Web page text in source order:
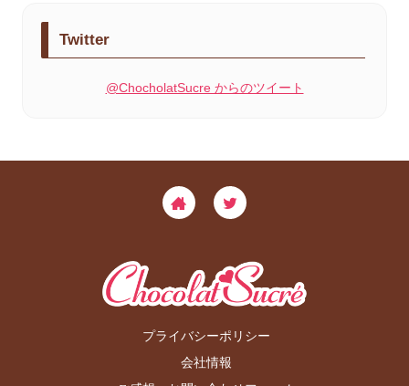
Twitter
@ChocholatSucre からのツイート
プライバシーポリシー
会社情報